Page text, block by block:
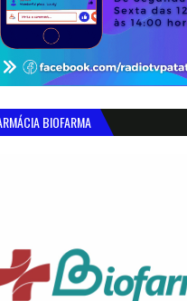
BIOFARMA